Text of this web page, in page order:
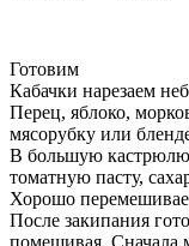
Готовим
Кабачки нарезаем
Перец, яблоко,
мясорубку или
В большую
томатную пасту,
Хорошо
После закипания